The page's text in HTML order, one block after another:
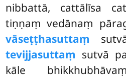
nibbattā, cattālīsa
tiṇṇaṃ vedānaṃ
vāseṭṭhasuttaṃ
tevijjasuttaṃ sutvā
kāle